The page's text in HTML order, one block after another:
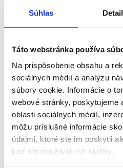
Súhlas
Táto webstránka používa
Na prispôsobenie obsahu a
sociálnych médií a analýzu
súbory cookie. Informácie o
webové stránky, poskytujeme
oblasti sociálnych médií,
môžu príslušné informácie
údajmi, ktoré ste im poskytli
keď ste používali ich služby.
Kód jsme poslali na
>
Brigády